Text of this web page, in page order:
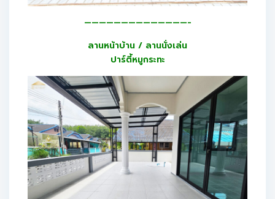
——————————————-
ลานหน้าบ้าน / ลานนั่งเล่น
ปาร์ตี้หมูกระทะ